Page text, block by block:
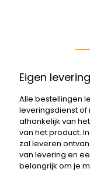
Eigen
Alle bestellingen
leveringsdienst of
afhankelijk van
van het product.
zal leveren
van levering en
belangrijk om je